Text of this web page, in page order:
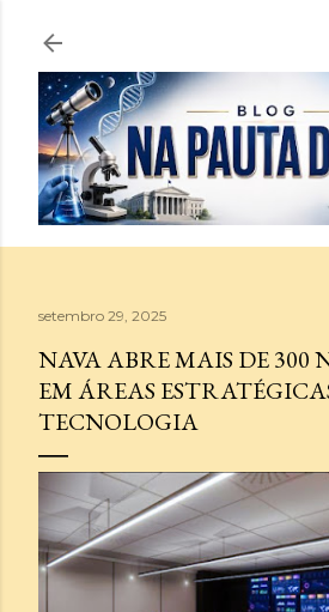
Pular para o
setembro 29, 2025
NAVA ABRE MAIS DE 300
EM ÁREAS
TECNOLOGIA